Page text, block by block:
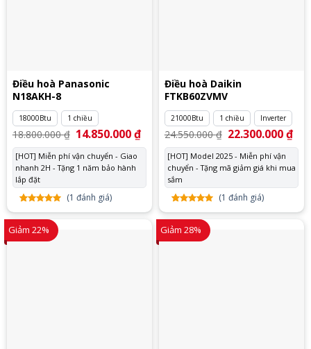
Điều hoà Panasonic
N18AKH-8
18000Btu 1 chiều
18.800.000₫ Giá
gốc
là:
18.800.000 ₫.
14.850.000₫Giá
tại
14.850.000 ₫.
[HOT] Miễn phí vận chuyển - Giao
nhanh 2H - Tặng 1 năm bảo hành
lắp đặt
5.00trên
5 dựa
trên
1
đánh
(1 đánh giá)
Điều hoà Daikin
FTKB60ZVMV
21000Btu 1 chiều Inverter
24.550.000₫ Giá
gốc
là:
24.550.000 ₫.
22.300.000₫Giá
tại
[HOT] Model 2025 - Miễn phí vận
chuyển - Tặng mã giảm giá khi mua
sắm
5.00trên
5 dựa
trên
1
đánh
(1 đánh giá)
Giảm 22% Giảm 28%